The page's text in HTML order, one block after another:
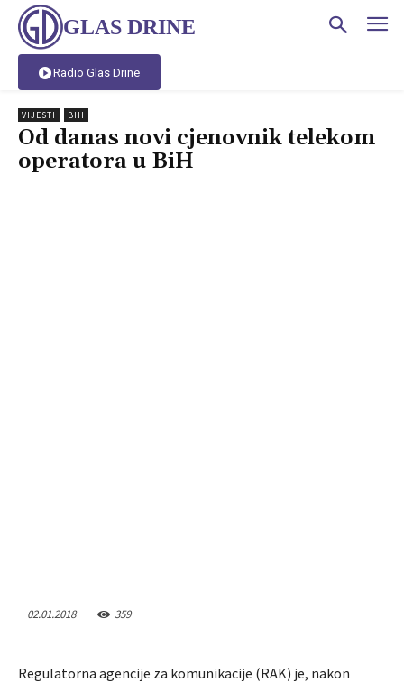
GLAS DRINE
Radio Glas Drine
VIJESTI BIH
Od danas novi cjenovnik telekom
operatora u BiH
02.01.2018 359
Regulatorna agencije za komunikacije (RAK) je, nakon